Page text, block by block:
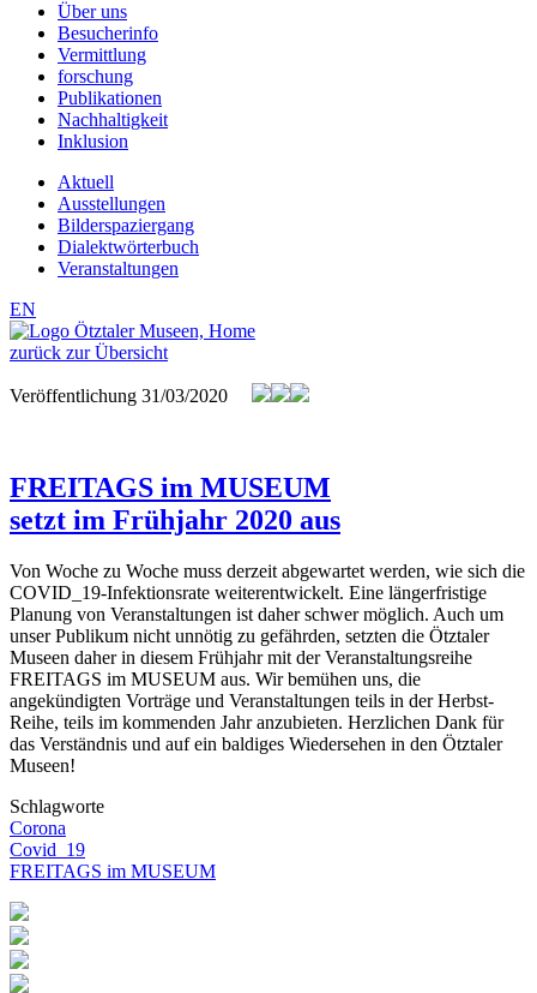
Über uns
Besucherinfo
Vermittlung
forschung
Publikationen
Nachhaltigkeit
Inklusion
Aktuell
Ausstellungen
Bilderspaziergang
Dialektwörterbuch
Veranstaltungen
EN
zurück zur Übersicht
Veröffentlichung 31/03/2020
FREITAGS im MUSEUM
setzt im Frühjahr 2020 aus
Von Woche zu Woche muss derzeit abgewartet werden, wie sich die
COVID_19-Infektionsrate weiterentwickelt. Eine längerfristige
Planung von Veranstaltungen ist daher schwer möglich. Auch um
unser Publikum nicht unnötig zu gefährden, setzten die Ötztaler
Museen daher in diesem Frühjahr mit der Veranstaltungsreihe
FREITAGS im MUSEUM aus. Wir bemühen uns, die
angekündigten Vorträge und Veranstaltungen teils in der Herbst-
Reihe, teils im kommenden Jahr anzubieten. Herzlichen Dank für
das Verständnis und auf ein baldiges Wiedersehen in den Ötztaler
Museen!
Schlagworte
Corona
Covid_19
FREITAGS im MUSEUM